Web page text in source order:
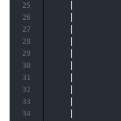
│
│
│
│
│
│
│
│
│
│
25
26
27
28
29
30
31
32
33
34